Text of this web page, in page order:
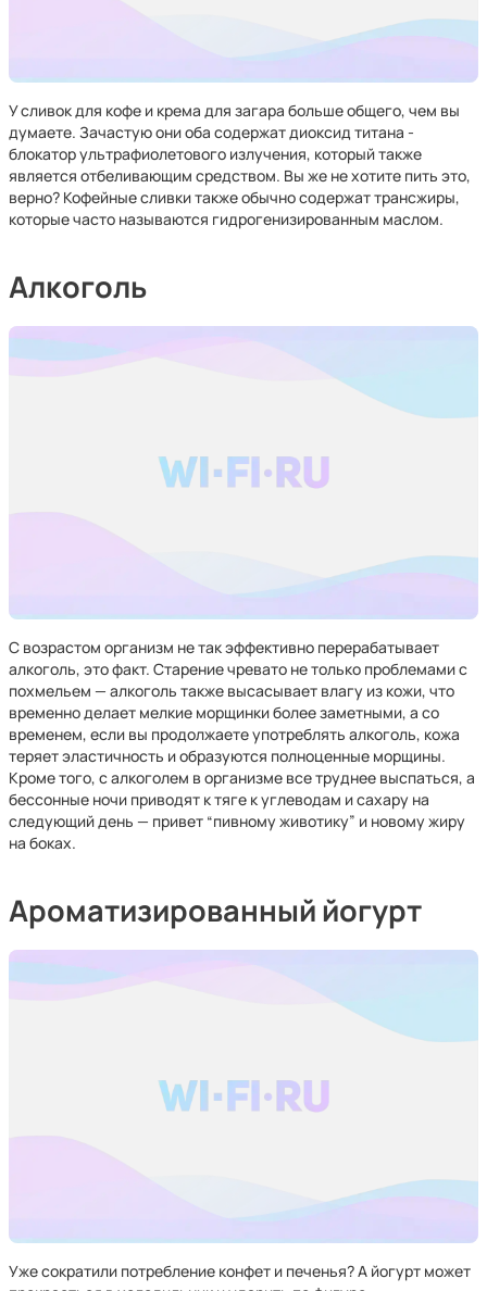
У сливок для кофе и крема для загара больше общего, чем вы
думаете. Зачастую они оба содержат диоксид титана -
блокатор ультрафиолетового излучения, который также
является отбеливающим средством. Вы же не хотите пить это,
верно? Кофейные сливки также обычно содержат трансжиры,
которые часто называются гидрогенизированным маслом.
Алкоголь
С возрастом организм не так эффективно перерабатывает
алкоголь, это факт. Старение чревато не только проблемами с
похмельем — алкоголь также высасывает влагу из кожи, что
временно делает мелкие морщинки более заметными, а со
временем, если вы продолжаете употреблять алкоголь, кожа
теряет эластичность и образуются полноценные морщины.
Кроме того, с алкоголем в организме все труднее выспаться, а
бессонные ночи приводят к тяге к углеводам и сахару на
следующий день — привет “пивному животику” и новому жиру
на боках.
Ароматизированный йогурт
Уже сократили потребление конфет и печенья? А йогурт может